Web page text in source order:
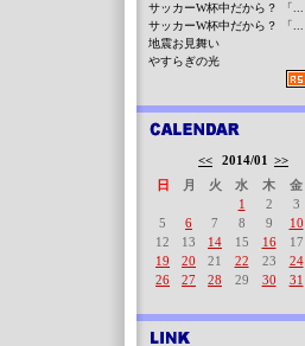
サッカーW杯中だから？ 「...
サッカーW杯中だから？ 「...
地震お見舞い
やすらぎの光
<< 2014/01 >>
日
月 火 水 木 金
1
2 3
5
6 7 8 9 10
12
13 14 15 16 17
19
20 21 22 23 24
26
27 28 29 30 31